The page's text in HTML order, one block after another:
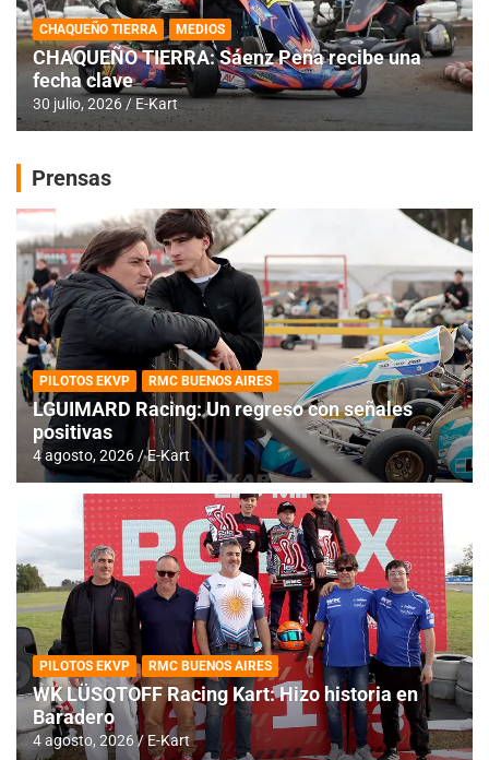
CHAQUEÑO TIERRA MEDIOS
CHAQUEÑO TIERRA: Sáenz Peña recibe una
fecha clave
30 julio, 2026 E-Kart
Prensas
PILOTOS EKVP RMC BUENOS AIRES
LGUIMARD Racing: Un regreso con señales
positivas
4 agosto, 2026 E-Kart
PILOTOS EKVP RMC BUENOS AIRES
WK LÜSQTOFF Racing Kart: Hizo historia en
Baradero
4 agosto, 2026 E-Kart